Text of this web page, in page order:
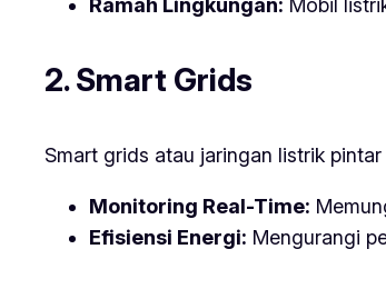
Ramah Lingkungan: Mobil
2. Smart Grids
Smart grids atau jaringan listrik
Monitoring Real-Time:
Efisiensi Energi: Mengurangi